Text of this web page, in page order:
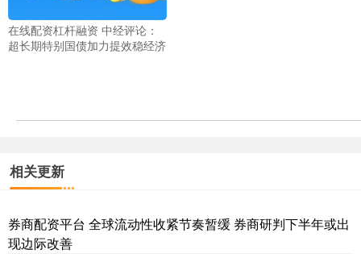
在线配资杠杆融资 中经评论：
超长期特别国债加力提效稳经济
相关更新
券商配资平台 全球流动性收紧节奏暂缓 券商研判下半年或出
现边际改善